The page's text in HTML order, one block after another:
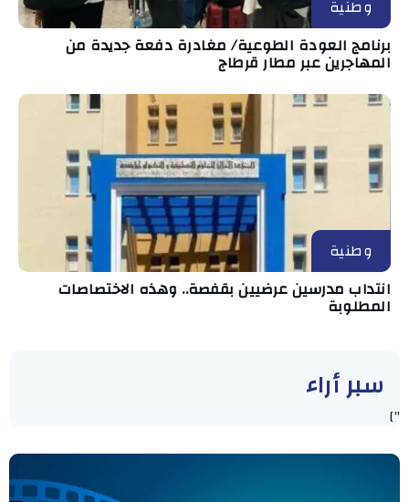
وطنية
برنامج العودة الطوعية/ مغادرة دفعة جديدة من
المهاجرين عبر مطار قرطاج
وطنية
انتداب مدرسين عرضيين بقفصة.. وهذه الاختصاصات
المطلوبة
سبر أراء
"]